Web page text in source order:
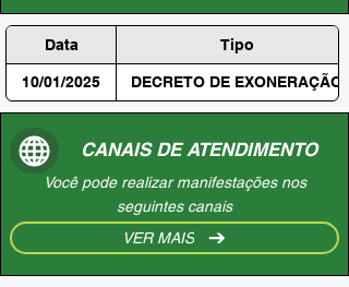
Data Tipo
10/01/2025 DECRETO DE EXONERAÇÃO
CANAIS DE ATENDIMENTO
Você pode realizar manifestações nos
seguintes canais
VER MAIS